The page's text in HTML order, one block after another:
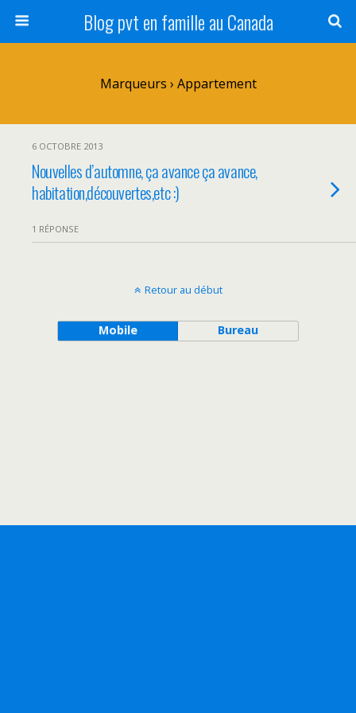
Blog pvt en famille au Canada
Marqueurs › Appartement
6 OCTOBRE 2013
Nouvelles d’automne, ça avance ça avance,
habitation,découvertes,etc :)
1 RÉPONSE
Retour au début
Mobile Bureau